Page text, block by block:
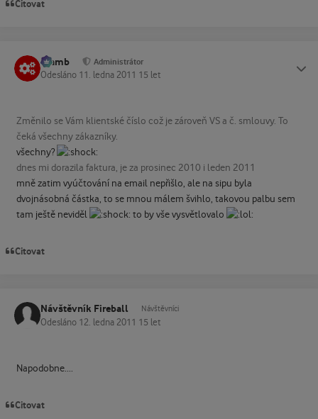
Citovat
Slamb Administrátor
Odesláno 11. ledna 2011 15 let
Změnilo se Vám klientské číslo což je zároveň VS a č. smlouvy. To
čeká všechny zákazníky.
všechny?
dnes mi dorazila faktura, je za prosinec 2010 i leden 2011
mně zatim vyúčtování na email nepřišlo, ale na sipu byla
dvojnásobná částka, to se mnou málem švihlo, takovou palbu sem
tam ještě neviděl
to by vše vysvětlovalo
Citovat
Návštěvník Fireball Návštěvníci
Odesláno 12. ledna 2011 15 let
Napodobne....
Citovat